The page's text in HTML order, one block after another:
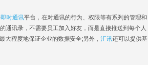
即时通讯平台，在对通讯的行为、权限等有系列的管理和
通讯录，不需要员工加入好友，而是直接推送到每个人
大程度地保证企业的数据安全;另外， 汇讯还可以提供基